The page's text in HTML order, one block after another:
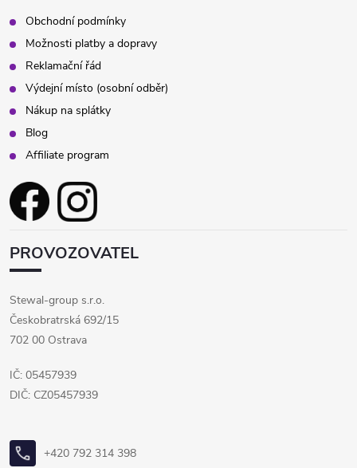
v
ý
p
i
s
u
Obchodní podmínky
Možnosti platby a dopravy
Reklamační řád
Výdejní místo (osobní odběr)
Nákup na splátky
Blog
Affiliate program
PROVOZOVATEL
Stewal-group s.r.o.
Českobratrská 692/15
702 00 Ostrava
IČ: 05457939
DIČ: CZ05457939
+420 792 314 398